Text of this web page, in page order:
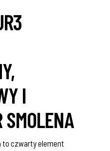
I
SMOLENA
to czwarty element